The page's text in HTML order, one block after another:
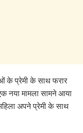
के प्रेमी के साथ फरार
नया मामला सामने आया
अपने प्रेमी के साथ